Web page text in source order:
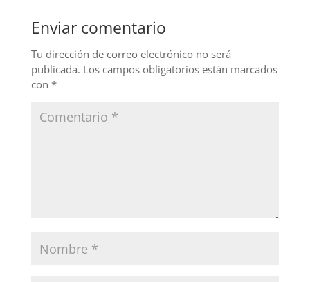
b
o
o
k
n
Enviar comentario
Tu dirección de correo electrónico no será
publicada. Los campos obligatorios están marcados
con *